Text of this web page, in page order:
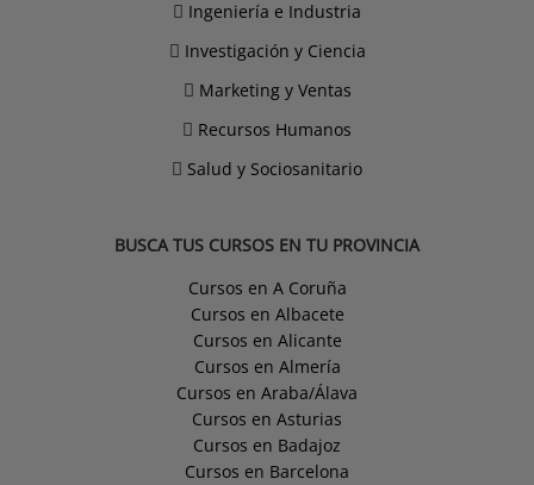
Ingeniería e Industria
Investigación y Ciencia
Marketing y Ventas
Recursos Humanos
Salud y Sociosanitario
BUSCA TUS CURSOS EN TU PROVINCIA
Cursos en A Coruña
Cursos en Albacete
Cursos en Alicante
Cursos en Almería
Cursos en Araba/Álava
Cursos en Asturias
Cursos en Badajoz
Cursos en Barcelona